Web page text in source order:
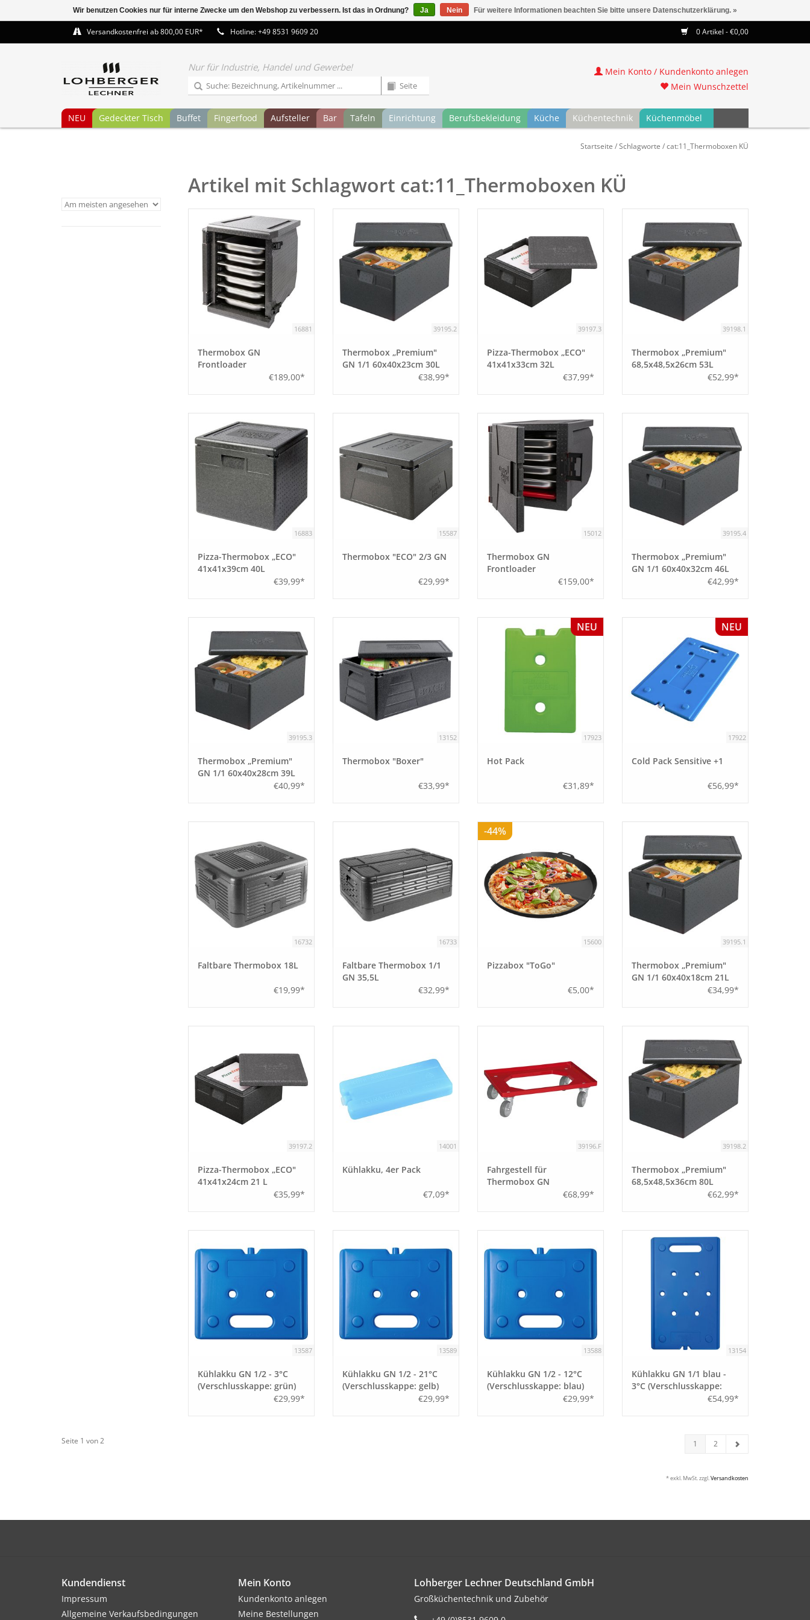
Versandkostenfrei ab 800,00 EUR* Hotline: +49 8531 9609 20 0 Artikel - €0,00
Nur für Industrie, Handel und Gewerbe!
NEU Gedeckter Tisch Buffet Fingerfood Aufsteller Bar Tafeln Einrichtung Berufsbekleidung Küche Küchentechnik Küchenmöbel
Mein Konto / Kundenkonto anlegen
Mein Wunschzettel
Startseite /Schlagworte /cat:11_Thermoboxen KÜ
Artikel mit Schlagwort cat:11_Thermoboxen KÜ
16881
Thermobox GN
Frontloader
€189,00*
39195.2
Thermobox „Premium"
GN 1/1 60x40x23cm 30L
€38,99*
39197.3
Pizza-Thermobox „ECO"
41x41x33cm 32L
€37,99*
39198.1
Thermobox „Premium"
68,5x48,5x26cm 53L
€52,99*
16883
Pizza-Thermobox „ECO"
41x41x39cm 40L
€39,99*
15587
Thermobox "ECO" 2/3 GN
€29,99*
15012
Thermobox GN
Frontloader
€159,00*
39195.4
Thermobox „Premium"
GN 1/1 60x40x32cm 46L
€42,99*
39195.3
Thermobox „Premium"
GN 1/1 60x40x28cm 39L
€40,99*
13152
Thermobox "Boxer"
€33,99*
NEU
17923
Hot Pack
€31,89*
NEU
17922
Cold Pack Sensitive +1
€56,99*
16732
Faltbare Thermobox 18L
€19,99*
16733
Faltbare Thermobox 1/1
GN 35,5L
€32,99*
-44%
15600
Pizzabox "ToGo"
€5,00*
39195.1
Thermobox „Premium"
GN 1/1 60x40x18cm 21L
€34,99*
39197.2
Pizza-Thermobox „ECO"
41x41x24cm 21 L
€35,99*
14001
Kühlakku, 4er Pack
€7,09*
39196.F
Fahrgestell für
Thermobox GN
€68,99*
39198.2
Thermobox „Premium"
68,5x48,5x36cm 80L
€62,99*
13587
Kühlakku GN 1/2 - 3°C
(Verschlusskappe: grün)
€29,99*
13589
Kühlakku GN 1/2 - 21°C
(Verschlusskappe: gelb)
€29,99*
13588
Kühlakku GN 1/2 - 12°C
(Verschlusskappe: blau)
€29,99*
13154
Kühlakku GN 1/1 blau -
3°C (Verschlusskappe:
€54,99*
Seite 1 von 2 1 2
* exkl. MwSt. zzgl. Versandkosten
Kundendienst
Impressum
Allgemeine Verkaufsbedingungen
Mein Konto
Kundenkonto anlegen
Meine Bestellungen
Lohberger Lechner Deutschland GmbH
Großküchentechnik und Zubehör
Wir benutzen Cookies nur für interne Zwecke um den Webshop zu verbessern. Ist das in Ordnung? Ja Nein Für weitere Informationen beachten Sie bitte unsere Datenschutzerklärung. »